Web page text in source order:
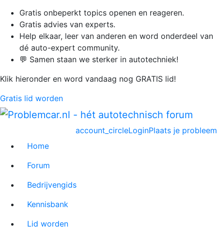
Gratis onbeperkt topics openen en reageren.
Gratis advies van experts.
Help elkaar, leer van anderen en word onderdeel van
dé auto-expert community.
💬 Samen staan we sterker in autotechniek!
Klik hieronder en word vandaag nog GRATIS lid!
Gratis lid worden
Plaats je probleem
account_circleLogin
Home
Forum
Bedrijvengids
Kennisbank
Lid worden